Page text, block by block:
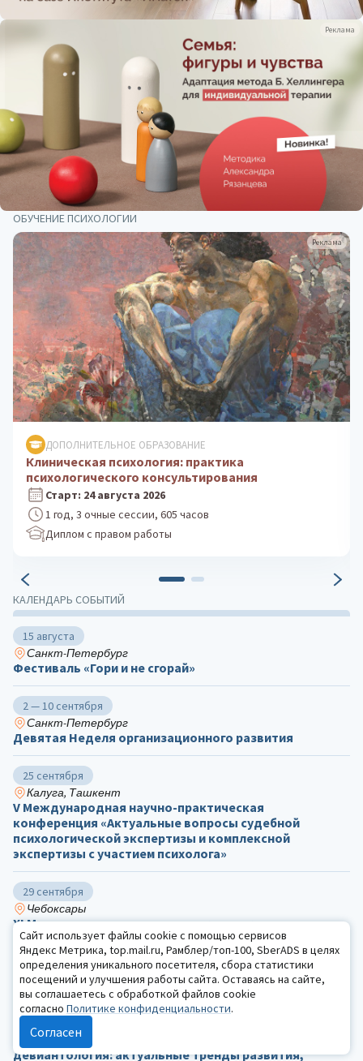
Реклама
КАЛЕНДАРЬ СОБЫТИЙ
15 августа
Санкт-Петербург
Фестиваль «Гори и не сгорай»
2 — 10 сентября
Санкт-Петербург
Девятая Неделя организационного развития
25 сентября
Калуга, Ташкент
V Международная научно-практическая
конференция «Актуальные вопросы судебной
психологической экспертизы и комплексной
экспертизы с участием психолога»
29 сентября
Чебоксары
ХΙ Международная научно-практическая
конференция «Комплексное сопровождение детей с
ограниченными возможностями здоровья»
1 октября
Тверь, заочно
I Всероссийский с международным участием научно-
практический симпозиум «Ювенальная
девиантология: актуальные тренды развития,
ОБУЧЕНИЕ ПСИХОЛОГИИ
Реклама
ДОПОЛНИТЕЛЬНОЕ ОБРАЗОВАНИЕ
Психологическое консультирование: теория и
практика
Старт: 5 октября 2026
1 год, 3 очные сессии, 605 часов
Диплом с правом работы
Сайт использует файлы cookie с помощью сервисов
Яндекс Метрика, top.mail.ru, Рамблер/топ-100, SberADS в целях
определения уникального посетителя, сбора статистики
посещений и улучшения работы сайта. Оставаясь на сайте,
вы соглашаетесь с обработкой файлов cookie
согласно Политике конфиденциальности.
Согласен